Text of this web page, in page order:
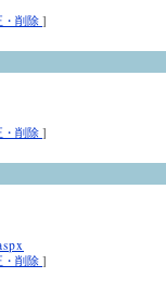
・削除 ]
・削除 ]
・削除 ]